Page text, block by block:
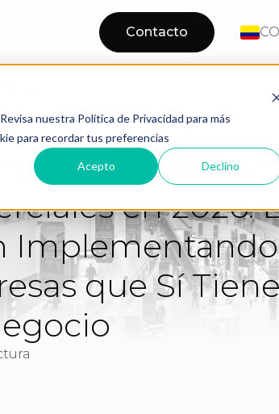
nuestra Política de Privacidad para más
para recordar tus preferencias
Acepto Declino
Contacto CO
Blog
Software para Centros Comerciales en
Implementando las Empresas que Sí
para Centros
en 2026:
que Sí